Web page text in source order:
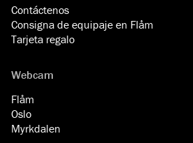
Contáctenos
Consigna de equipaje en Flåm
Tarjeta regalo
Webcam
Flåm
Oslo
Myrkdalen